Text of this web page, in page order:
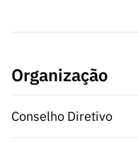
Organização
Conselho Diretivo